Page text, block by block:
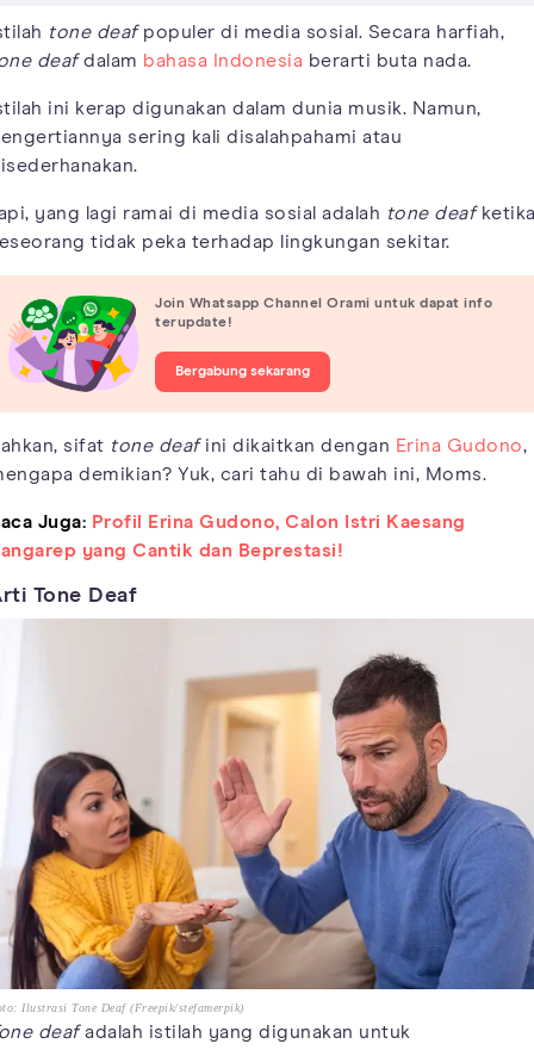
tone deafpopuler di media sosial. Secara harfiah,
deafdalam bahasa Indonesia berarti buta nada.
ini kerap digunakan dalam dunia musik. Namun,
sering kali disalahpahami atau
yang lagi ramai di media sosial adalah tone deaf
tidak peka terhadap lingkungan sekitar.
Join Whatsapp Channel Orami untuk dapat info
terupdate!
Bergabung sekarang
sifat tone deafini dikaitkan dengan Erina Gudono,
demikian? Yuk, cari tahu di bawah ini, Moms.
Juga: Profil Erina Gudono, Calon Istri Kaesang
yang Cantik dan Beprestasi!
Tone Deaf
Ilustrasi Tone Deaf (Freepik/stefamerpik)
deafadalah istilah yang digunakan untuk